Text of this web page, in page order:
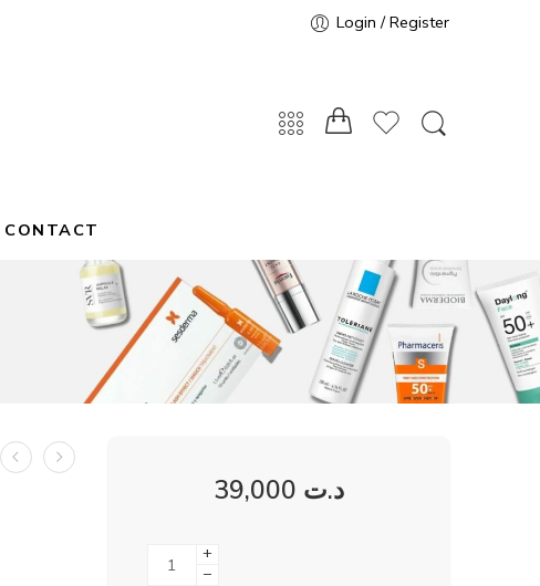
Login / Register
CONTACT
د.ت
+
−